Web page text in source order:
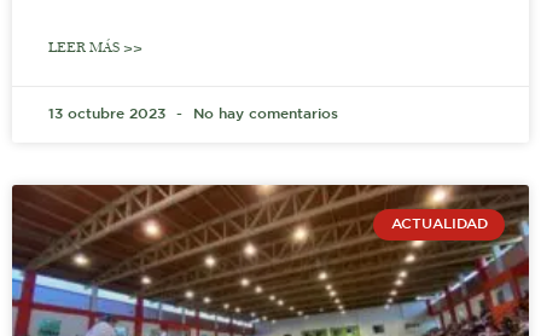
LEER MÁS >>
13 octubre 2023 No hay comentarios
ACTUALIDAD